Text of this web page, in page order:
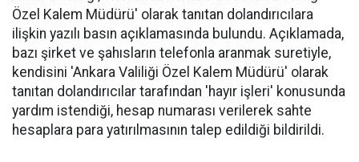
Özel Kalem Müdürü' olarak tanıtan dolandırıcılara
ilişkin yazılı basın açıklamasında bulundu. Açıklamada,
bazı şirket ve şahısların telefonla aranmak suretiyle,
kendisini 'Ankara Valiliği Özel Kalem Müdürü' olarak
tanıtan dolandırıcılar tarafından 'hayır işleri' konusunda
yardım istendiği, hesap numarası verilerek sahte
hesaplara para yatırılmasının talep edildiği bildirildi.